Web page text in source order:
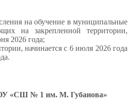
на обучение в муниципальные
на закрепленной территории,
2026 года;
начинается с 6 июля 2026 года
«СШ № 1 им. М. Губанова»